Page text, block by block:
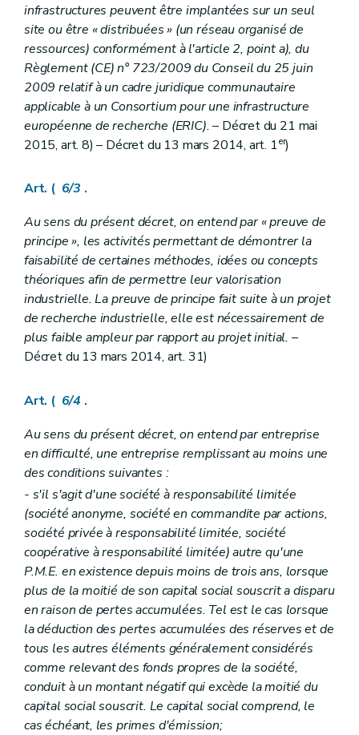
infrastructures peuvent être implantées sur un seul
site ou être « distribuées » (un réseau organisé de
ressources) conformément à l'article 2, point a), du
Règlement (CE) n° 723/2009 du Conseil du 25 juin
2009 relatif à un cadre juridique communautaire
applicable à un Consortium pour une infrastructure
européenne de recherche (ERIC).– Décret du 21 mai
2015, art. 8) – Décret du 13 mars 2014, art. 1er)
Art. ( 6/3 .
Au sens du présent décret, on entend par « preuve de
principe », les activités permettant de démontrer la
faisabilité de certaines méthodes, idées ou concepts
théoriques afin de permettre leur valorisation
industrielle. La preuve de principe fait suite à un projet
de recherche industrielle, elle est nécessairement de
plus faible ampleur par rapport au projet initial. –
Décret du 13 mars 2014, art. 31)
Art. ( 6/4 .
Au sens du présent décret, on entend par entreprise
en difficulté, une entreprise remplissant au moins une
des conditions suivantes :
- s'il s'agit d'une société à responsabilité limitée
(société anonyme, société en commandite par actions,
société privée à responsabilité limitée, société
coopérative à responsabilité limitée) autre qu'une
P.M.E. en existence depuis moins de trois ans, lorsque
plus de la moitié de son capital social souscrit a disparu
en raison de pertes accumulées. Tel est le cas lorsque
la déduction des pertes accumulées des réserves et de
tous les autres éléments généralement considérés
comme relevant des fonds propres de la société,
conduit à un montant négatif qui excède la moitié du
capital social souscrit. Le capital social comprend, le
cas échéant, les primes d'émission;